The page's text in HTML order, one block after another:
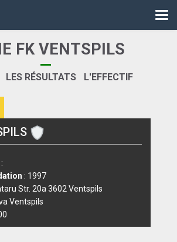
FK VENTSPILS
LES RÉSULTATS L'EFFECTIF
:
: 1997
Str. 20a 3602 Ventspils
Ventspils